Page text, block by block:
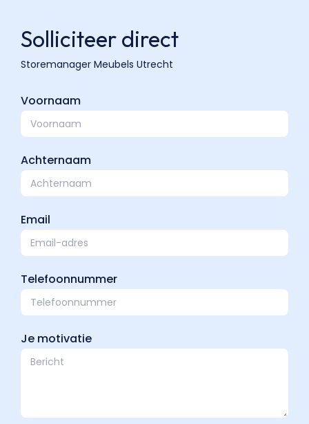
Solliciteer direct
Voornaam
Achternaam
Email
Telefoonnummer
Je motivatie